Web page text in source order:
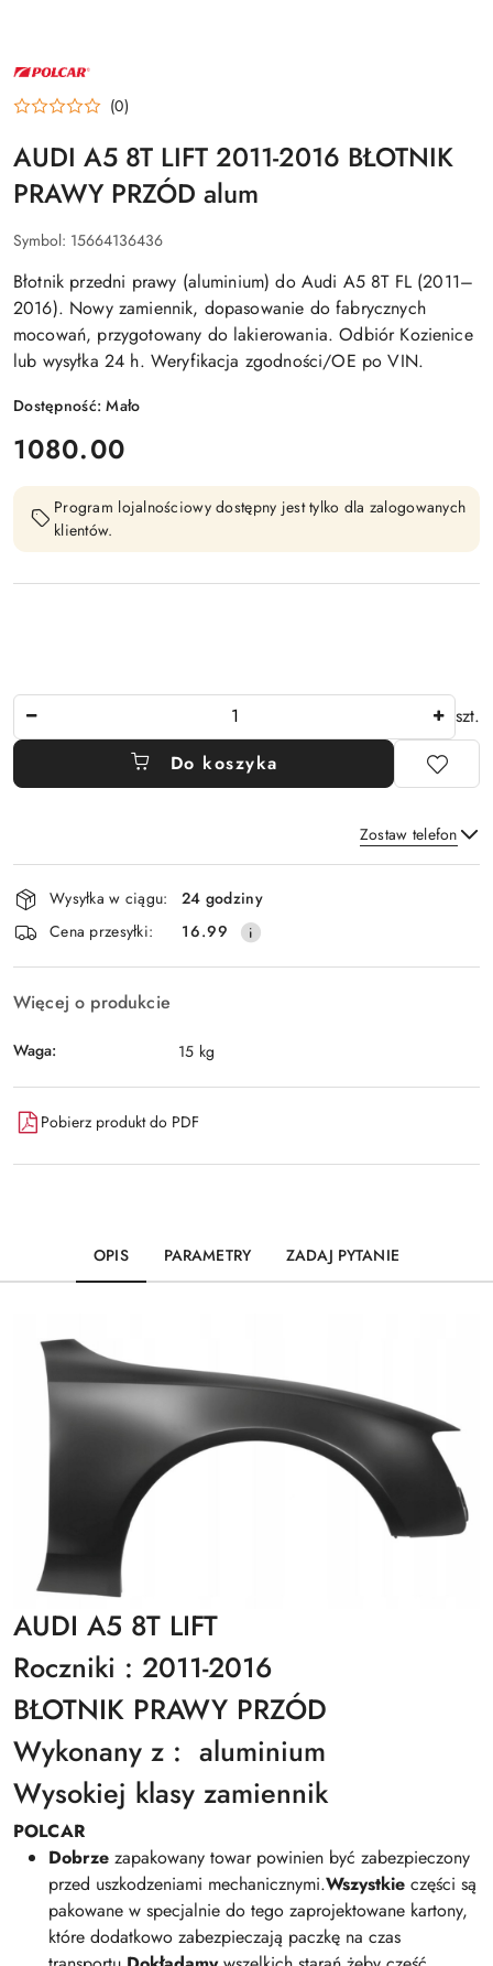
LOGO
POLCAR
–
ZDERZAKI (0)
AUDI A5 8T LIFT 2011-2016 BŁOTNIK
PRAWY PRZÓD alum
Symbol: 15664136436
Błotnik przedni prawy (aluminium) do Audi A5 8T FL (2011–
2016). Nowy zamiennik, dopasowanie do fabrycznych
mocowań, przygotowany do lakierowania. Odbiór Kozienice
lub wysyłka 24 h. Weryfikacja zgodności/OE po VIN.
Dostępność:Mało
cena:
1080.00
Program lojalnościowy dostępny jest tylko dla zalogowanych
klientów.
szt.
Do koszyka
Zostaw telefon
Wyślij
Dostępność
i
dostawa
Wysyłka w ciągu:
24 godziny
Cena przesyłki:
16.99
Więcej o produkcie
Waga: 15 kg
Pobierz produkt do PDF
OPIS PARAMETRY ZADAJ PYTANIE
AUDI A5 8T LIFT
Roczniki : 2011-2016
BŁOTNIK PRAWY PRZÓD
Wykonany z : aluminium
Wysokiej klasy zamiennik
POLCAR
Dobrze zapakowany towar powinien być zabezpieczony
przed uszkodzeniami mechanicznymi.Wszystkie części są
pakowane w specjalnie do tego zaprojektowane kartony,
które dodatkowo zabezpieczają paczkę na czas